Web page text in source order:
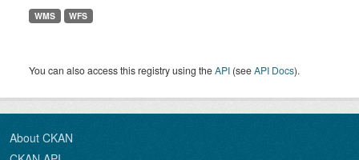
WMS WFS
You can also access this registry using theAPI (seeAPI Docs).
About CKAN